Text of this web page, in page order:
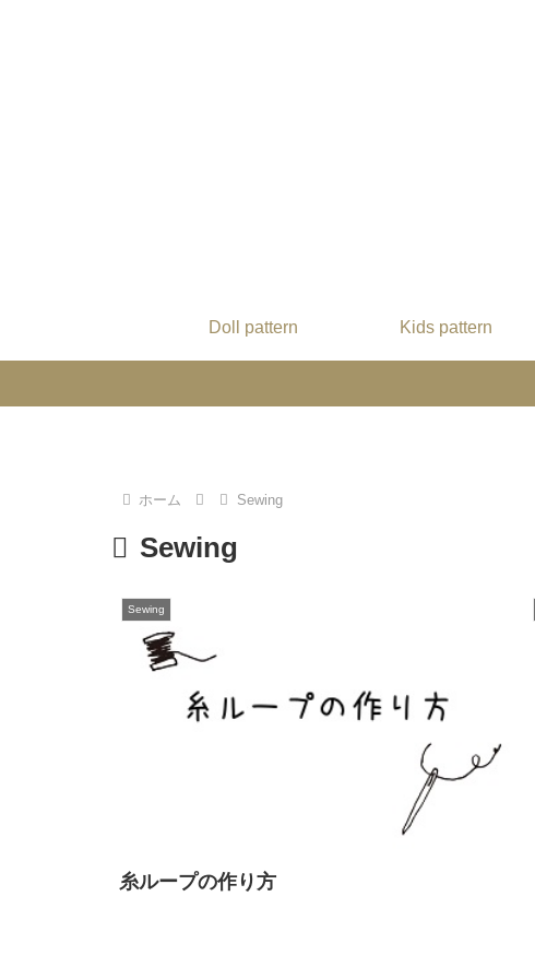
Doll pattern Kids pattern
ホーム Sewing
Sewing
Sewing
糸ループの作り方